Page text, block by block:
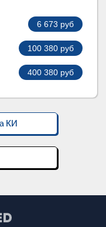
6 673 руб
100 380 руб
400 380 руб
КИ